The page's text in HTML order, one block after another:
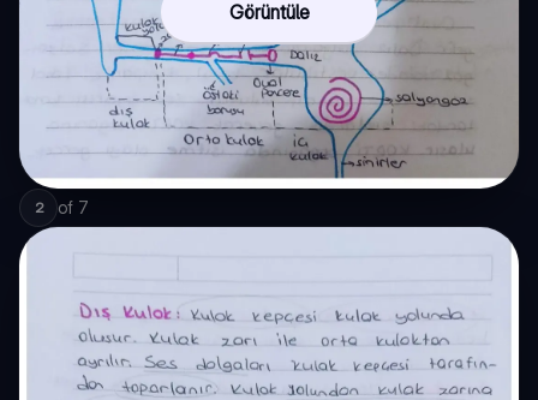
Görüntüle
2 of 7